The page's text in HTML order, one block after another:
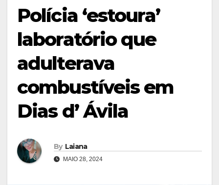
Polícia ‘estoura’
laboratório que
adulterava
combustíveis em
Dias d’ Ávila
By Laiana
MAIO 28, 2024